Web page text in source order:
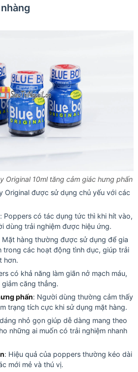
Original 10ml tăng cảm giác hưng phấn
Original được sử dụng chủ yếu với các
: Poppers có tác dụng tức thì khi hít vào,
dùng trải nghiệm được hiệu ứng.
Mặt hàng thường được sử dụng để gia
trong các hoạt động tình dục, giúp trải
hơn.
có khả năng làm giãn nở mạch máu,
căng thẳng.
phấn: Người dùng thường cảm thấy
trạng tích cực khi sử dụng mặt hàng.
nhỏ gọn giúp dễ dàng mang theo
những ai muốn có trải nghiệm nhanh
: Hiệu quả của poppers thường kéo dài
mới mẻ và thú vị.